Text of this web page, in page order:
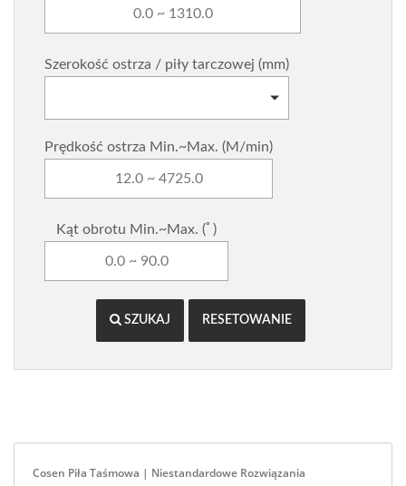
Szerokość ostrza / piły tarczowej (mm)
Prędkość ostrza Min.~Max. (M/min)
Kąt obrotu Min.~Max. (ﾟ)
SZUKAJ RESETOWANIE
Cosen Piła Taśmowa | Niestandardowe Rozwiązania